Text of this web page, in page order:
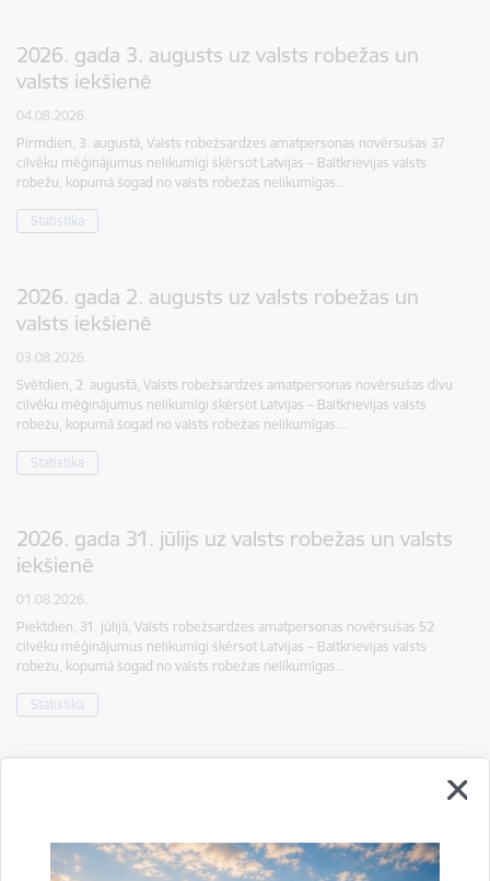
2026. gada 3. augusts uz valsts robežas un
valsts iekšienē
04.08.2026.
Pirmdien, 3. augustā, Valsts robežsardzes amatpersonas novērsušas 37
cilvēku mēģinājumus nelikumīgi šķērsot Latvijas – Baltkrievijas valsts
robežu, kopumā šogad no valsts robežas nelikumīgas…
Statistika
2026. gada 2. augusts uz valsts robežas un
valsts iekšienē
03.08.2026.
Svētdien, 2. augustā, Valsts robežsardzes amatpersonas novērsušas divu
cilvēku mēģinājumus nelikumīgi šķērsot Latvijas – Baltkrievijas valsts
robežu, kopumā šogad no valsts robežas nelikumīgas…
Statistika
2026. gada 31. jūlijs uz valsts robežas un valsts
iekšienē
01.08.2026.
Piektdien, 31. jūlijā, Valsts robežsardzes amatpersonas novērsušas 52
cilvēku mēģinājumus nelikumīgi šķērsot Latvijas – Baltkrievijas valsts
robežu, kopumā šogad no valsts robežas nelikumīgas…
Statistika
2026. gada 30. jūlijs uz valsts robežas un valsts
31.07.2026.
Ceturtdien, 30. jūlijā, Valsts robežsardzes amatpersonas novērsušas 17